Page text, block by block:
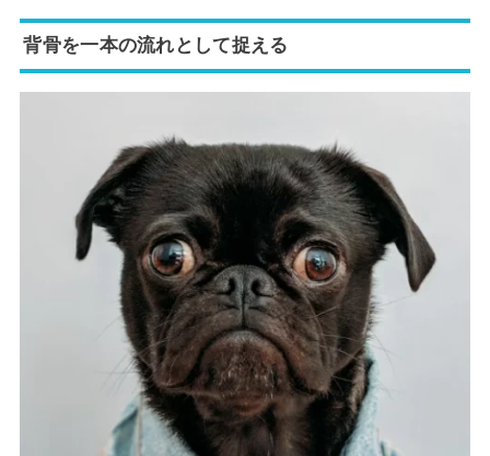
背骨を一本の流れとして捉える